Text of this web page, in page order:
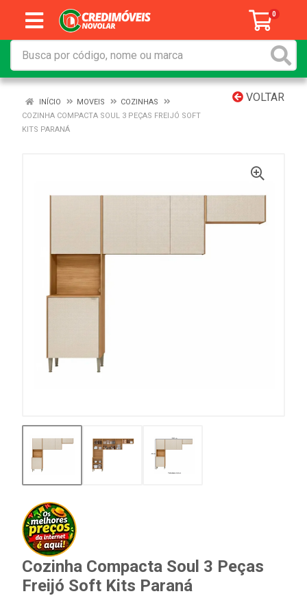
0
VOLTAR
INÍCIO MOVEIS
COZINHAS
COZINHA COMPACTA SOUL 3 PEÇAS FREIJÓ SOFT
KITS PARANÁ
Cozinha Compacta Soul 3 Peças
Freijó Soft Kits Paraná